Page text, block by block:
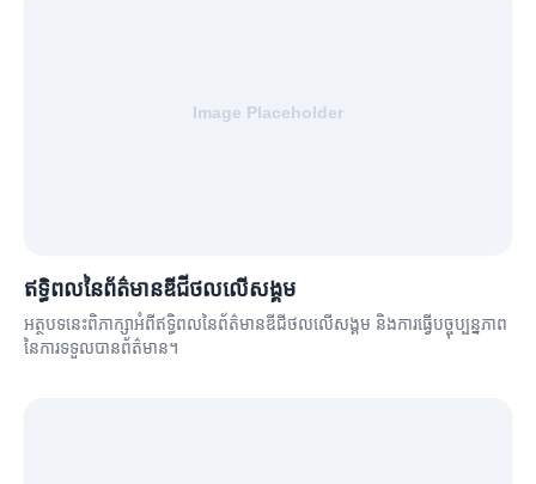
ឥទ្ធិពលនៃព័ត៌មានឌីជីថលលើសង្គម
អត្ថបទនេះពិភាក្សាអំពីឥទ្ធិពលនៃព័ត៌មានឌីជីថលលើសង្គម និងការធ្វើបច្ចុប្បន្នភាព
នៃការទទួលបានព័ត៌មាន។